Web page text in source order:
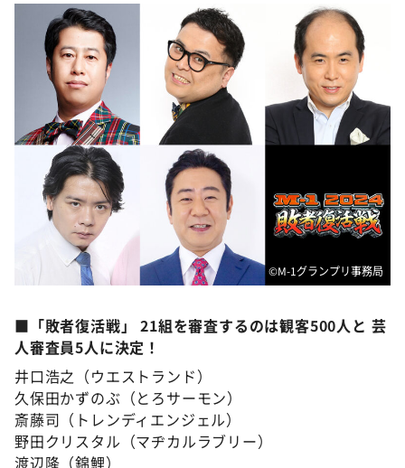
©M-1グランプリ事務局
■「敗者復活戦」 21組を審査するのは観客500人と 芸
人審査員5人に決定！
井口浩之（ウエストランド）
久保田かずのぶ（とろサーモン）
斎藤司（トレンディエンジェル）
野田クリスタル（マヂカルラブリー）
渡辺隆（錦鯉）